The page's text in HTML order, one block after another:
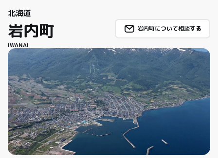
北海道
岩内町
IWANAI
岩内町について相談する